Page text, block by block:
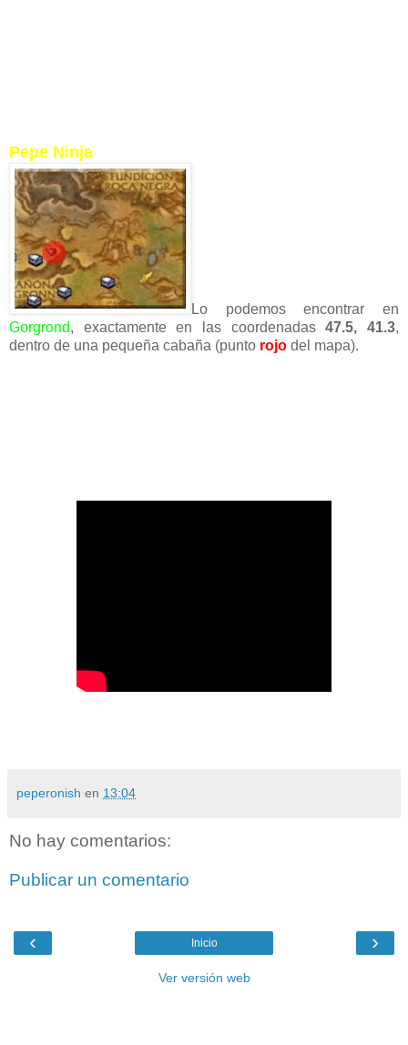
Pepe Ninja
Lo podemos encontrar en
Gorgrond, exactamente en las coordenadas47.5, 41.3,
dentro de una pequeña cabaña (punto rojo del mapa).
peperonish en 13:04
No hay comentarios:
Publicar un comentario
‹ ›
Inicio
Ver versión web